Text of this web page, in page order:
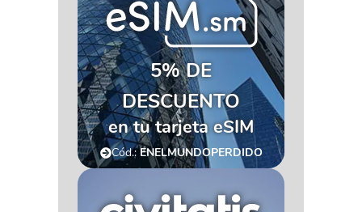
5% DE
DESCUENTO
en tu tarjeta eSIM
Cód.:ENELMUNDOPERDIDO